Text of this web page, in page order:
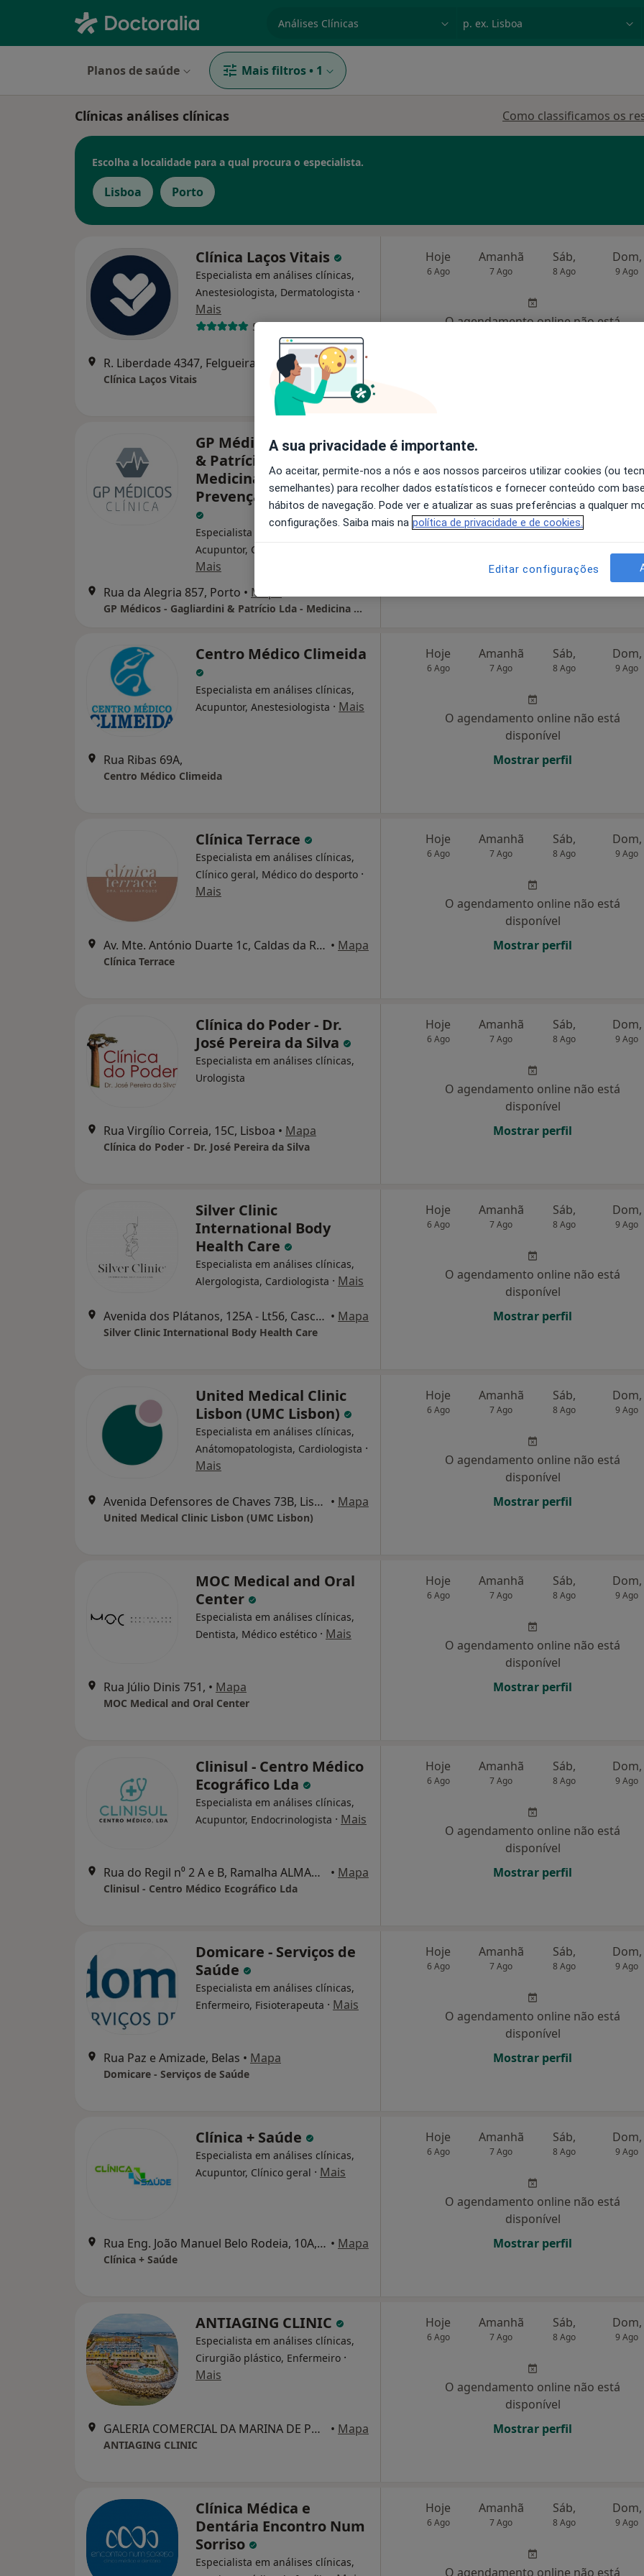
especialidade, doença ou nome
Planos de saúde Mais filtros • 1
Clínicas análises clínicas Como classificamos os
Escolha a localidade para a qual procura o especialista.
Lisboa Porto
Clínica Laços Vitais
Especialista em análises clínicas,
Anestesiologista, Dermatologista ·
Mais
5 opiniões
R. Liberdade 4347, Felgueiras
Clínica Laços Vitais
Hoje
6 Ago
Amanhã
7 Ago
Sáb,
8 Ago
Dom,
9 Ago
O agendamento online não está
GP Médicos - Gagliardini
& Patrício Lda -
Medicina Do Trabalho E
Prevenção Ocupacional
Especialista em análises clínicas,
Acupuntor, Cirurgião plástico
Mais
Rua da Alegria 857, Porto • Mapa
GP Médicos - Gagliardini & Patrício Lda - Medicina Do Trabalho E Prevenção Ocupacional
Hoje
O agendamento online não está
disponível
Centro Médico Climeida
Especialista em análises clínicas,
Acupuntor, Anestesiologista · Mais
Rua Ribas 69A,
Centro Médico Climeida
Hoje
6 Ago
Amanhã
7 Ago
Sáb,
8 Ago
Dom,
9 Ago
O agendamento online não está
disponível
Mostrar perfil
Clínica Terrace
Especialista em análises clínicas,
Clínico geral, Médico do desporto ·
Mais
Av. Mte. António Duarte 1c, Caldas da Rainha • Mapa
Clínica Terrace
Hoje
6 Ago
Amanhã
7 Ago
Sáb,
8 Ago
Dom,
9 Ago
O agendamento online não está
disponível
Mostrar perfil
Clínica do Poder - Dr.
José Pereira da Silva
Especialista em análises clínicas,
Urologista
Rua Virgílio Correia, 15C, Lisboa • Mapa
Clínica do Poder - Dr. José Pereira da Silva
Hoje
6 Ago
Amanhã
7 Ago
Sáb,
8 Ago
Dom,
9 Ago
O agendamento online não está
disponível
Mostrar perfil
Silver Clinic
International Body
Health Care
Especialista em análises clínicas,
Alergologista, Cardiologista · Mais
Avenida dos Plátanos, 125A - Lt56, Cascais • Mapa
Silver Clinic International Body Health Care
Hoje
6 Ago
Amanhã
7 Ago
Sáb,
8 Ago
Dom,
9 Ago
O agendamento online não está
disponível
Mostrar perfil
United Medical Clinic
Lisbon (UMC Lisbon)
Especialista em análises clínicas,
Anátomopatologista, Cardiologista ·
Mais
Avenida Defensores de Chaves 73B, Lisboa • Mapa
United Medical Clinic Lisbon (UMC Lisbon)
Hoje
6 Ago
Amanhã
7 Ago
Sáb,
8 Ago
Dom,
9 Ago
O agendamento online não está
disponível
Mostrar perfil
MOC Medical and Oral
Center
Especialista em análises clínicas,
Dentista, Médico estético · Mais
Rua Júlio Dinis 751, • Mapa
MOC Medical and Oral Center
Hoje
6 Ago
Amanhã
7 Ago
Sáb,
8 Ago
Dom,
9 Ago
O agendamento online não está
disponível
Mostrar perfil
Clinisul - Centro Médico
Ecográfico Lda
Especialista em análises clínicas,
Acupuntor, Endocrinologista · Mais
Rua do Regil n⁰ 2 A e B, Ramalha ALMADA, Almada • Mapa
Clinisul - Centro Médico Ecográfico Lda
Hoje
6 Ago
Amanhã
7 Ago
Sáb,
8 Ago
Dom,
9 Ago
O agendamento online não está
disponível
Mostrar perfil
Domicare - Serviços de
Saúde
Especialista em análises clínicas,
Enfermeiro, Fisioterapeuta · Mais
Rua Paz e Amizade, Belas • Mapa
Domicare - Serviços de Saúde
Hoje
6 Ago
Amanhã
7 Ago
Sáb,
8 Ago
Dom,
9 Ago
O agendamento online não está
disponível
Mostrar perfil
Clínica + Saúde
Especialista em análises clínicas,
Acupuntor, Clínico geral · Mais
Rua Eng. João Manuel Belo Rodeia, 10A, Leiria • Mapa
Clínica + Saúde
Hoje
6 Ago
Amanhã
7 Ago
Sáb,
8 Ago
Dom,
9 Ago
O agendamento online não está
disponível
Mostrar perfil
ANTIAGING CLINIC
Especialista em análises clínicas,
Cirurgião plástico, Enfermeiro ·
Mais
GALERIA COMERCIAL DA MARINA DE PORTIMÃO - BLOCO 4 - LOJAS 1 E 2, Portimão • Mapa
ANTIAGING CLINIC
Hoje
6 Ago
Amanhã
7 Ago
Sáb,
8 Ago
Dom,
9 Ago
O agendamento online não está
disponível
Mostrar perfil
Clínica Médica e
Dentária Encontro Num
Sorriso
Especialista em análises clínicas,
Hoje
6 Ago
Amanhã
7 Ago
Sáb,
8 Ago
Dom,
9 Ago
O agendamento online não está
A sua privacidade é importante.
Ao aceitar, permite-nos a nós e aos nossos parceiros utilizar cookies (ou
semelhantes) para recolher dados estatísticos e fornecer conteúdo com
hábitos de navegação. Pode ver e atualizar as suas preferências a qualquer
configurações. Saiba mais na política de privacidade e de cookies.
Editar configurações